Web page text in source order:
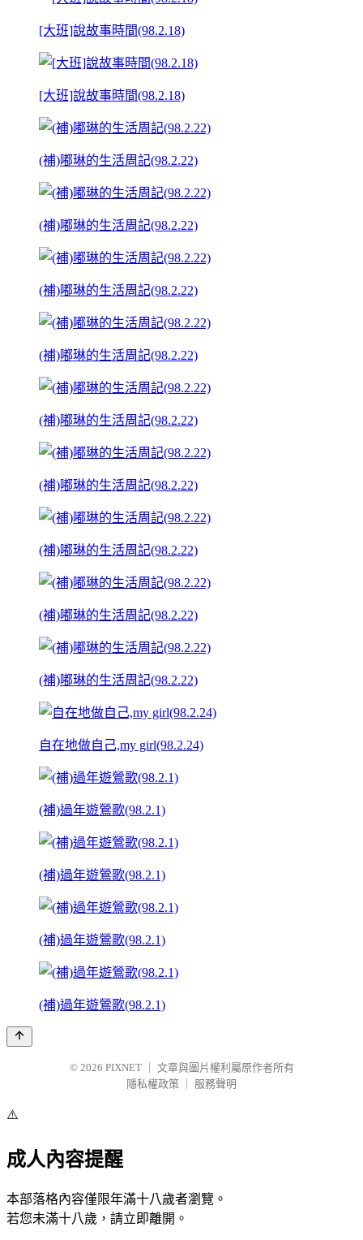
[大班]說故事時間(98.2.18)
[大班]說故事時間(98.2.18)
(補)嘟琳的生活周記(98.2.22)
(補)嘟琳的生活周記(98.2.22)
(補)嘟琳的生活周記(98.2.22)
(補)嘟琳的生活周記(98.2.22)
(補)嘟琳的生活周記(98.2.22)
(補)嘟琳的生活周記(98.2.22)
(補)嘟琳的生活周記(98.2.22)
(補)嘟琳的生活周記(98.2.22)
(補)嘟琳的生活周記(98.2.22)
自在地做自己,my girl(98.2.24)
(補)過年遊鶯歌(98.2.1)
(補)過年遊鶯歌(98.2.1)
(補)過年遊鶯歌(98.2.1)
(補)過年遊鶯歌(98.2.1)
© 2026 PIXNET
文章與圖片權利屬原作者所有
隱私權政策
服務聲明
⚠️
成人內容提醒
本部落格內容僅限年滿十八歲者瀏覽。
若您未滿十八歲，請立即離開。